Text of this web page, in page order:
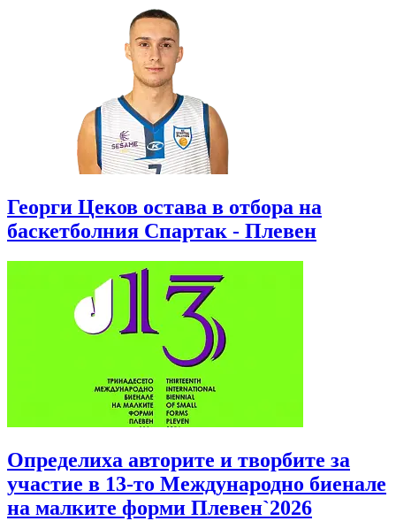
Георги Цеков остава в отбора на
баскетболния Спартак - Плевен
Определиха авторите и творбите за
участие в 13-то Международно биенале
на малките форми Плевен`2026